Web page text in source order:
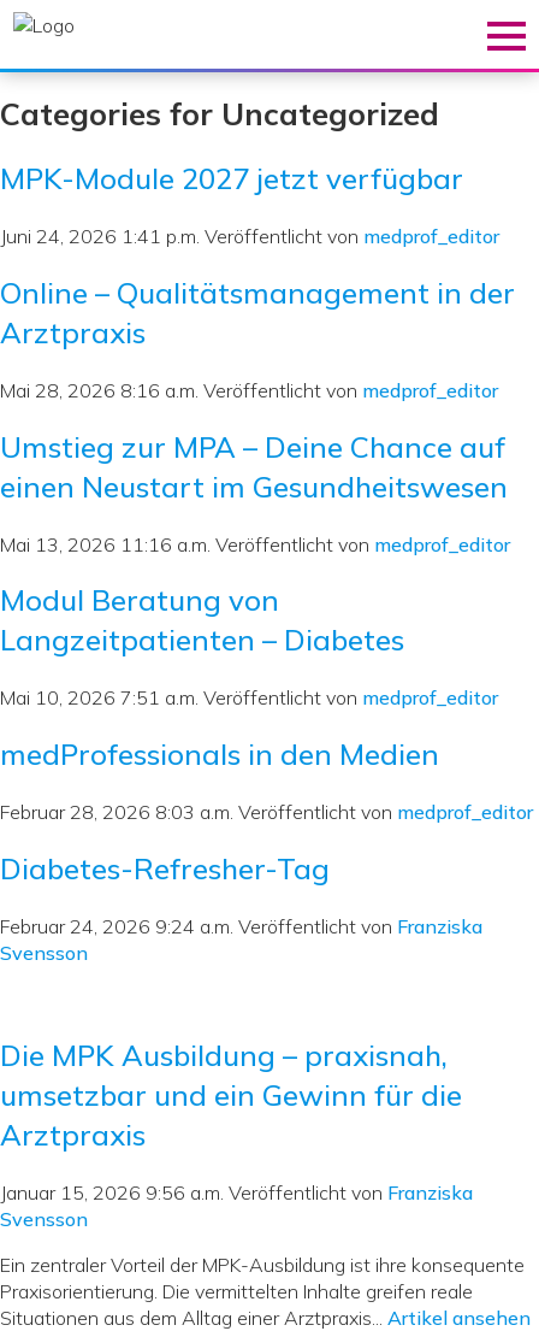
Aktuelles
Aus- & Weiterbildung
Angebotsübersicht
MPK klinische Richtung
Umstieg zur MPA
Seminare & Workshops
Kontakt
Categories for Uncategorized
MPK-Module 2027 jetzt verfügbar
Juni 24, 2026 1:41 p.m. Veröffentlicht von medprof_editor
Online – Qualitätsmanagement in der
Arztpraxis
Mai 28, 2026 8:16 a.m. Veröffentlicht von medprof_editor
Umstieg zur MPA – Deine Chance auf
einen Neustart im Gesundheitswesen
Mai 13, 2026 11:16 a.m. Veröffentlicht von medprof_editor
Modul Beratung von
Langzeitpatienten – Diabetes
Mai 10, 2026 7:51 a.m. Veröffentlicht von medprof_editor
medProfessionals in den Medien
Februar 28, 2026 8:03 a.m. Veröffentlicht von medprof_editor
Diabetes-Refresher-Tag
Februar 24, 2026 9:24 a.m. Veröffentlicht von Franziska
Svensson
Die MPK Ausbildung – praxisnah,
umsetzbar und ein Gewinn für die
Arztpraxis
Januar 15, 2026 9:56 a.m. Veröffentlicht von Franziska
Svensson
Ein zentraler Vorteil der MPK-Ausbildung ist ihre konsequente
Praxisorientierung. Die vermittelten Inhalte greifen reale
Situationen aus dem Alltag einer Arztpraxis... Artikel ansehen